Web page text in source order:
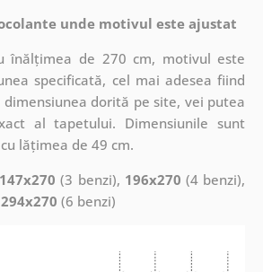
unde motivul este ajustat
înălțimea de 270 cm, motivul este
specificată, cel mai adesea fiind
dimensiunea dorită pe site, vei putea
al tapetului. Dimensiunile sunt
lățimea de 49 cm.
(3 benzi), 196x270 (4 benzi),
(6 benzi)